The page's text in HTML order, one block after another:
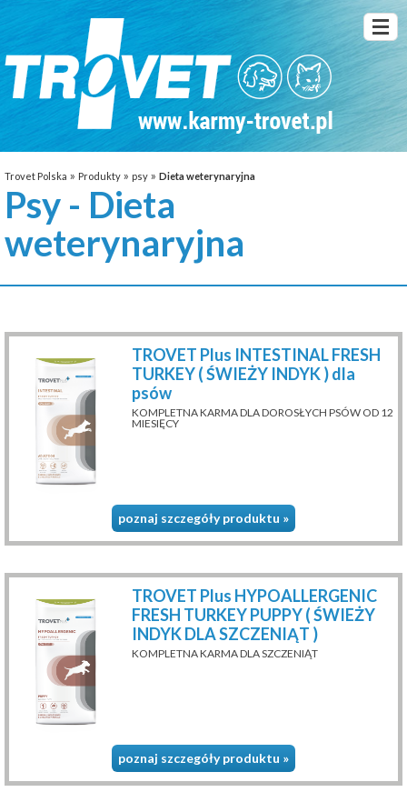
Trovet Polska » Produkty » psy » Dieta weterynaryjna
Psy - Dieta
weterynaryjna
TROVET Plus INTESTINAL FRESH
TURKEY ( ŚWIEŻY INDYK ) dla
psów
KOMPLETNA KARMA DLA DOROSŁYCH PSÓW OD 12
MIESIĘCY
poznaj szczegóły produktu »
TROVET Plus HYPOALLERGENIC
FRESH TURKEY PUPPY ( ŚWIEŻY
INDYK DLA SZCZENIĄT )
KOMPLETNA KARMA DLA SZCZENIĄT
poznaj szczegóły produktu »